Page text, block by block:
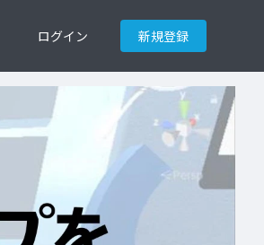
ログイン 新規登録